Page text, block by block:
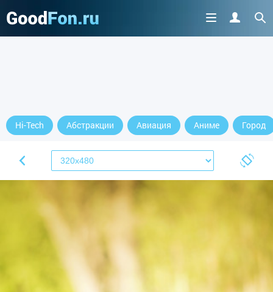
Hi-Tech Абстракции Авиация Аниме Город